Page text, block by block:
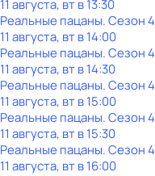
11 августа, вт в 13:30
Реальные пацаны. Сезон 4
11 августа, вт в 14:00
Реальные пацаны. Сезон 4
11 августа, вт в 14:30
Реальные пацаны. Сезон 4
11 августа, вт в 15:00
Реальные пацаны. Сезон 4
11 августа, вт в 15:30
Реальные пацаны. Сезон 4
11 августа, вт в 16:00